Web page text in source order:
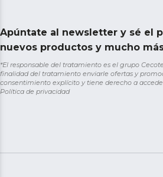
Apúntate al newsletter y sé el
nuevos productos y mucho
*El responsable del tratamiento es el grupo
finalidad del tratamiento enviarle ofertas y
consentimiento explícito y tiene derecho a
Política de privacidad